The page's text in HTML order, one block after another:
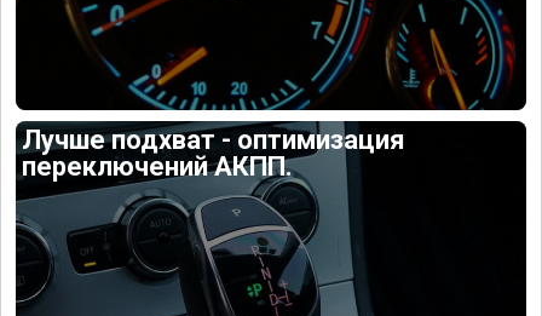
Лучше подхват - оптимизация
переключений АКПП.